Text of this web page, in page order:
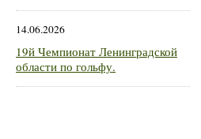
14.06.2026
19й Чемпионат Ленинградской
области по гольфу.